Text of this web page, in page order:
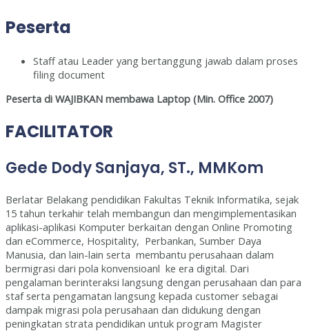
Peserta
Staff atau Leader yang bertanggung jawab dalam proses
filing document
Peserta di WAJIBKAN membawa Laptop (Min. Office 2007)
FACILITATOR
Gede Dody Sanjaya, ST., MMKom
Berlatar Belakang pendidikan Fakultas Teknik Informatika, sejak
15 tahun terkahir telah membangun dan mengimplementasikan
aplikasi-aplikasi Komputer berkaitan dengan Online Promoting
dan eCommerce, Hospitality, Perbankan, Sumber Daya
Manusia, dan lain-lain serta membantu perusahaan dalam
bermigrasi dari pola konvensioanl ke era digital. Dari
pengalaman berinteraksi langsung dengan perusahaan dan para
staf serta pengamatan langsung kepada customer sebagai
dampak migrasi pola perusahaan dan didukung dengan
peningkatan strata pendidikan untuk program Magister